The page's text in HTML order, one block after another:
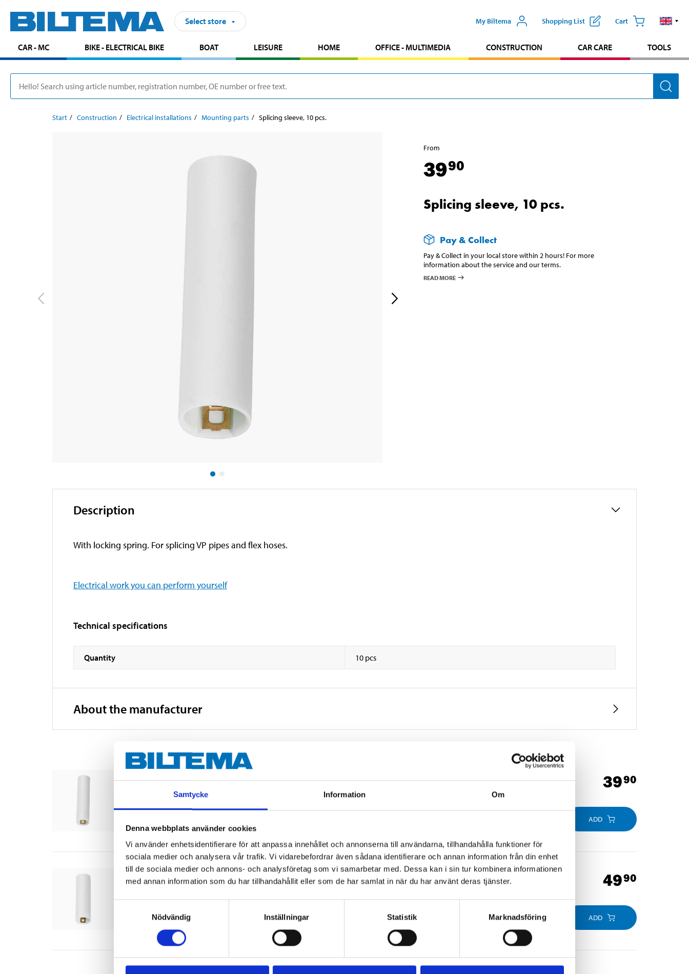
Samtycke Information Om
Denna webbplats använder cookies
Vi använder enhetsidentifierare för att anpassa innehållet och annonserna till användarna, tillhandahålla funktioner för
sociala medier och analysera vår trafik. Vi vidarebefordrar även sådana identifierare och annan information från din enhet
till de sociala medier och annons- och analysföretag som vi samarbetar med. Dessa kan i sin tur kombinera informationen
med annan information som du har tillhandahållit eller som de har samlat in när du har använt deras tjänster.
Nödvändig
Inställningar Statistik Marknadsföring
Select store My Biltema Shopping List Cart
CAR - MC BIKE - ELECTRICAL BIKE BOAT LEISURE HOME OFFICE - MULTIMEDIA CONSTRUCTION CAR CARE TOOLS
Start Construction Electrical installations Mounting parts Splicing sleeve, 10 pcs.
From
3990
Splicing sleeve, 10 pcs.
Pay & Collect
Pay & Collect in your local store within 2 hours! For more
information about the service and our terms.
READ MORE
Description
With locking spring. For splicing VP pipes and flex hoses.
Electrical work you can perform yourself
Technical specifications
Quantity 10 pcs
About the manufacturer
Diameter: 16mm
In stock in65store
3990
ADD
Splicing sleeve, 20 mm, 10 pcs.
46-294
In stock in 64 store
4990
ADD